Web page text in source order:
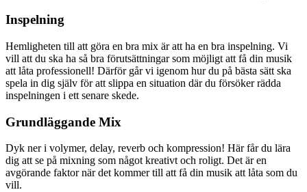
Inspelning
Hemligheten till att göra en bra mix är att ha en bra inspelning. Vi
vill att du ska ha så bra förutsättningar som möjligt att få din musik
att låta professionell! Därför går vi igenom hur du på bästa sätt ska
spela in dig själv för att slippa en situation där du försöker rädda
inspelningen i ett senare skede.
Grundläggande Mix
Dyk ner i volymer, delay, reverb och kompression! Här får du lära
dig att se på mixning som något kreativt och roligt. Det är en
avgörande faktor när det kommer till att få din musik att låta som du
vill.